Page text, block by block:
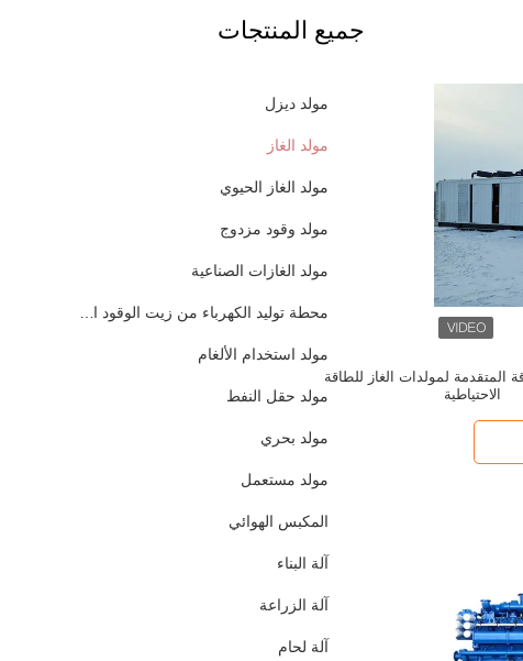
جميع المنتجات
مولد ديزل
مولد الغاز
مولد الغاز الحيوي
مولد وقود مزدوج
مولد الغازات الصناعية
محطة توليد الكهرباء من زيت الوقود الثقيل
مولد استخدام الألغام
مولد حقل النفط
مولد بحري
مولد مستعمل
المكبس الهوائي
آلة البناء
آلة الزراعة
آلة لحام
المتقدمة لمولدات الغاز للطاقة
الاحتياطية